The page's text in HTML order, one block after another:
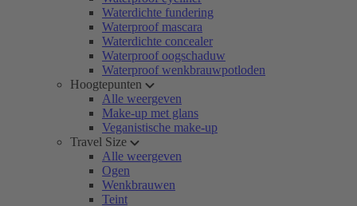
Waterdichte fundering
Waterproof mascara
Waterdichte concealer
Waterproof oogschaduw
Waterproof wenkbrauwpotloden
Hoogtepunten
Alle weergeven
Make-up met glans
Veganistische make-up
Travel Size
Alle weergeven
Ogen
Wenkbrauwen
Teint